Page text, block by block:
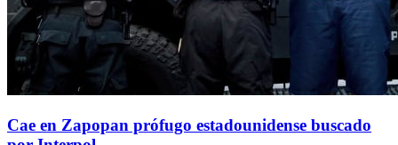
Cae en Zapopan prófugo estadounidense buscado